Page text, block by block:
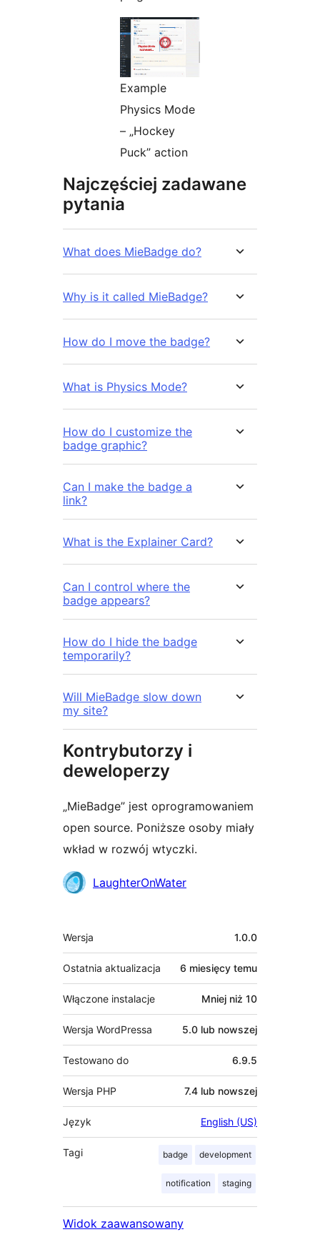
Example
Physics Mode
– „Hockey
Puck” action
Najczęściej zadawane
pytania
What does MieBadge do?
Why is it called MieBadge?
How do I move the badge?
What is Physics Mode?
How do I customize the
badge graphic?
Can I make the badge a
link?
What is the Explainer Card?
Can I control where the
badge appears?
How do I hide the badge
temporarily?
Will MieBadge slow down
my site?
Kontrybutorzy i
deweloperzy
„MieBadge” jest oprogramowaniem
open source. Poniższe osoby miały
wkład w rozwój wtyczki.
Zaangażowani
LaughterOnWater
Meta
Wersja 1.0.0
Ostatnia aktualizacja 6 miesięcy temu
Włączone instalacje Mniej niż 10
Wersja WordPressa 5.0 lub nowszej
Testowano do 6.9.5
Wersja PHP 7.4 lub nowszej
Język English (US)
Tagi badge development
notification staging
Widok zaawansowany